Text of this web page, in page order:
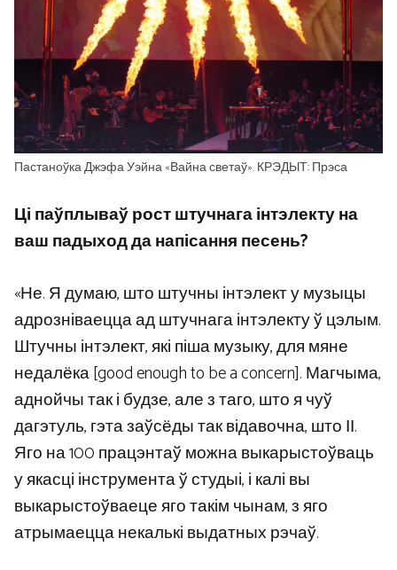
Пастаноўка Джэфа Уэйна «Вайна светаў». КРЭДЫТ: Прэса
Ці паўплываў рост штучнага інтэлекту на
ваш падыход да напісання песень?
«Не. Я думаю, што штучны інтэлект у музыцы
адрозніваецца ад штучнага інтэлекту ў цэлым.
Штучны інтэлект, які піша музыку, для мяне
недалёка [good enough to be a concern]. Магчыма,
аднойчы так і будзе, але з таго, што я чуў
дагэтуль, гэта заўсёды так відавочна, што ІІ.
Яго на 100 працэнтаў можна выкарыстоўваць
у якасці інструмента ў студыі, і калі вы
выкарыстоўваеце яго такім чынам, з яго
атрымаецца некалькі выдатных рэчаў.